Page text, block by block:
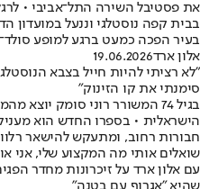
את פסטיבל השירה התל־אביבי •
בבית קפה נוסטלגי וננעל במועדון
בעיר הפכה כמעט ברגע למופע
אלון ארד19.06.2026
"לא רציתי להיות חייל בצבא
סימנתי את קו הזינוק"
בגיל 74 המשורר רוני סומק
הישראלית • בספרו החדש הוא
חבורות רחוב, ומתעקש להישאר
שואלים אותי מה המקצוע שלי, אני
עם אלון ארד על זיכרונות מחדר